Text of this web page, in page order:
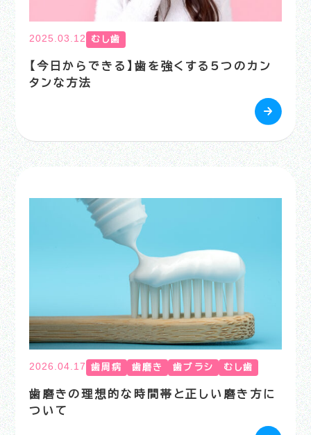
2025.03.12 むし歯
【今日からできる】歯を強くする5つのカン
タンな方法
2026.04.17 歯周病 歯磨き 歯ブラシ むし歯
歯磨きの理想的な時間帯と正しい磨き方に
ついて